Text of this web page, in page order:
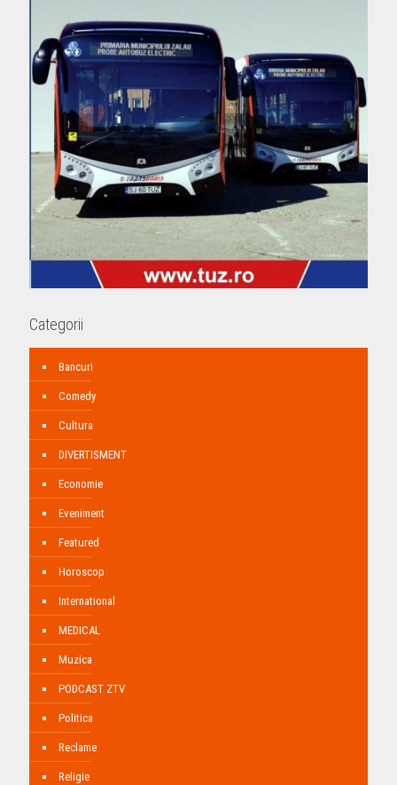
Categorii
Bancuri
Comedy
Cultura
DIVERTISMENT
Economie
Eveniment
Featured
Horoscop
International
MEDICAL
Muzica
PODCAST ZTV
Politica
Reclame
Religie